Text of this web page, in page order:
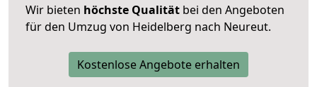
Wir bieten höchste Qualität bei den Angeboten
für den Umzug von Heidelberg nach Neureut.
Kostenlose Angebote erhalten